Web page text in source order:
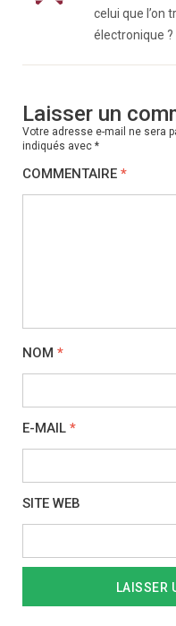
celui que l’on
électronique ?
Laisser un
Votre adresse e-mail ne sera
indiqués avec *
COMMENTAIRE *
NOM *
E-MAIL *
SITE WEB